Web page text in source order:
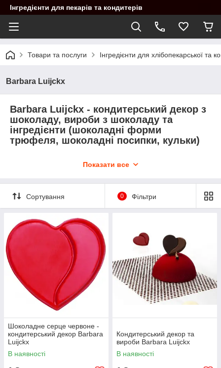
Інгредієнти для пекарів та кондитерів
Товари та послуги Інгредієнти для хлібопекарської та
Barbara Luijckx
Barbara Luijckx - кондитерський декор з
шоколаду, вироби з шоколаду та
інгредієнти (шоколадні форми
трюфеля, шоколадні посипки, кульки)
Luijckx за найкращими цінами в Україні
Пропонуємо своїм клієнтам шоколадний декор від Barbara
Luijckx: шоколадні пелюстки, стружка, трубочки та інше.
З ним торт або тістечко стані витвором кулінарного
мистецтва! Легкі, повітряні десерти з оздобами з темного
шоколаду зможуть дозволити собі навіть ті, хто стежить за
фігурою. Шоколадні перлини можна додавати в мусі або
навіть морозиво: вони не розтануть, продовжать блищати і
зроблять виріб ще більш святковим.
Показати все
Сортування 0 Фільтри
Шоколадне серце червоне -
кондитерський декор Barbara
Luijckx
В наявності
Кондитерський декор та
вироби Barbara Luijckx
В наявності